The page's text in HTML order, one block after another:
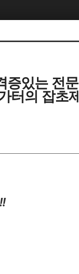
증있는 전문
터의 잡초제